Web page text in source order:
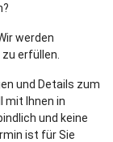
werden
erfüllen.
und Details zum
mit Ihnen in
und keine
ist für Sie